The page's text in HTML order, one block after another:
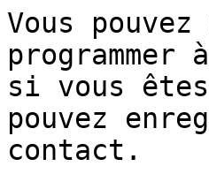
Vous
si vous êtes
pouvez
contact.